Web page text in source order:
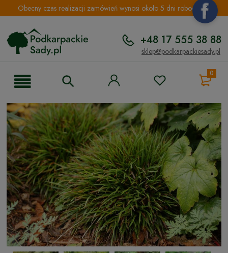
Obecny czas realizacji zamówień wynosi około 5 dni roboczych.
+48 17 555 38 88
sklep@podkarpackiesady.pl
0